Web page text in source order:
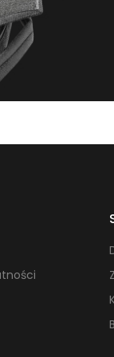
uwagę na jego
zmieścił się w
kto ceni
jest to idealny